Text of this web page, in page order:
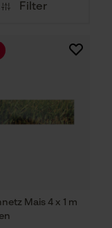
Filter
Mais 4 x 1 m